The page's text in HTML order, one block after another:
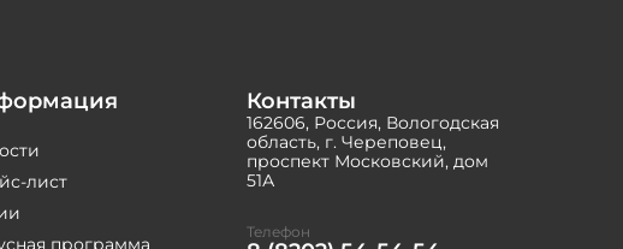
лист
программа
Контакты
162606, Россия, Вологодская
область, г. Череповец,
проспект Московский, дом
51А
Телефон